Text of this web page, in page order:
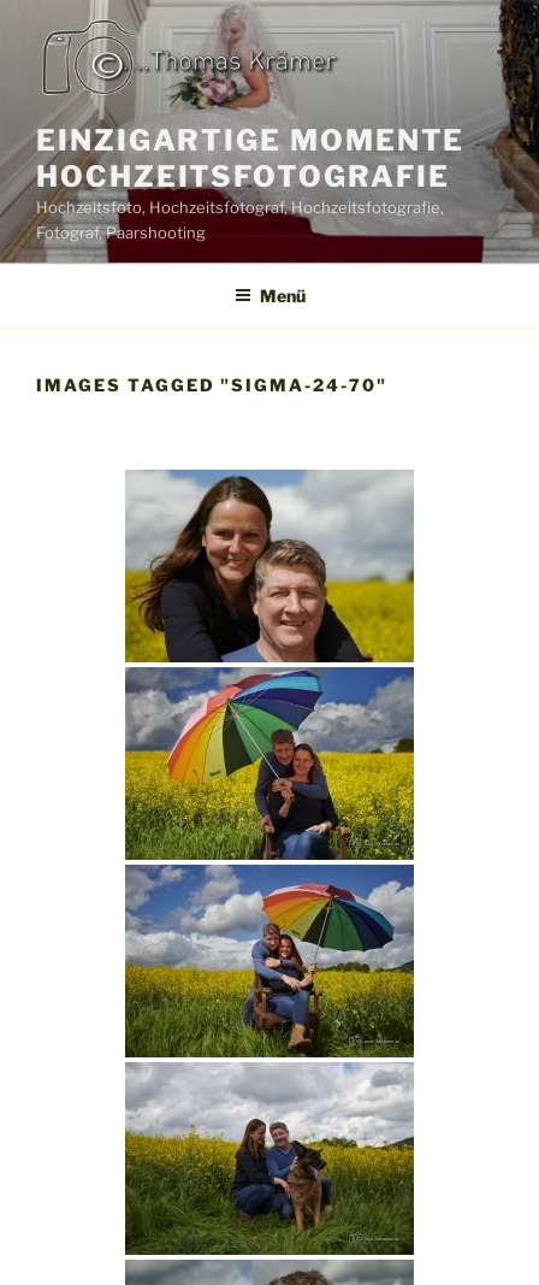
Inhalt
springen
EINZIGARTIGE MOMENTE
HOCHZEITSFOTOGRAFIE
Hochzeitsfoto, Hochzeitsfotograf, Hochzeitsfotografie,
Fotograf, Paarshooting
Menü
IMAGES TAGGED "SIGMA-24-70"